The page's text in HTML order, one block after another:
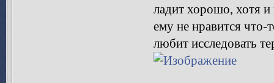
ладит хорошо, хотя и
ему не нравится
любит исследовать